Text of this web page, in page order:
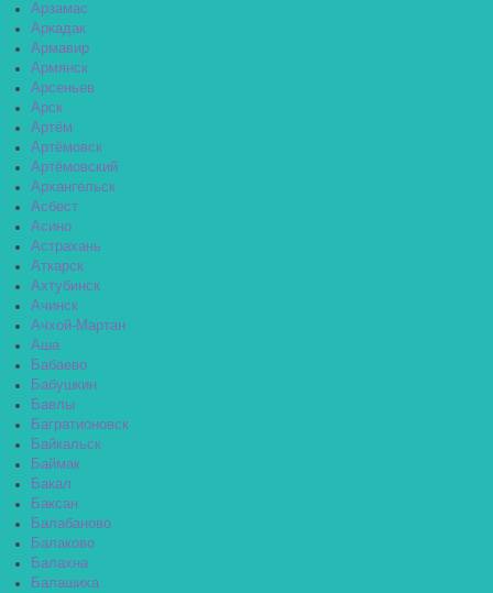
Арзамас
Аркадак
Армавир
Армянск
Арсеньев
Арск
Артём
Артёмовск
Артёмовский
Архангельск
Асбест
Асино
Астрахань
Аткарск
Ахтубинск
Ачинск
Ачхой-Мартан
Аша
Бабаево
Бабушкин
Бавлы
Багратионовск
Байкальск
Баймак
Бакал
Баксан
Балабаново
Балаково
Балахна
Балашиха